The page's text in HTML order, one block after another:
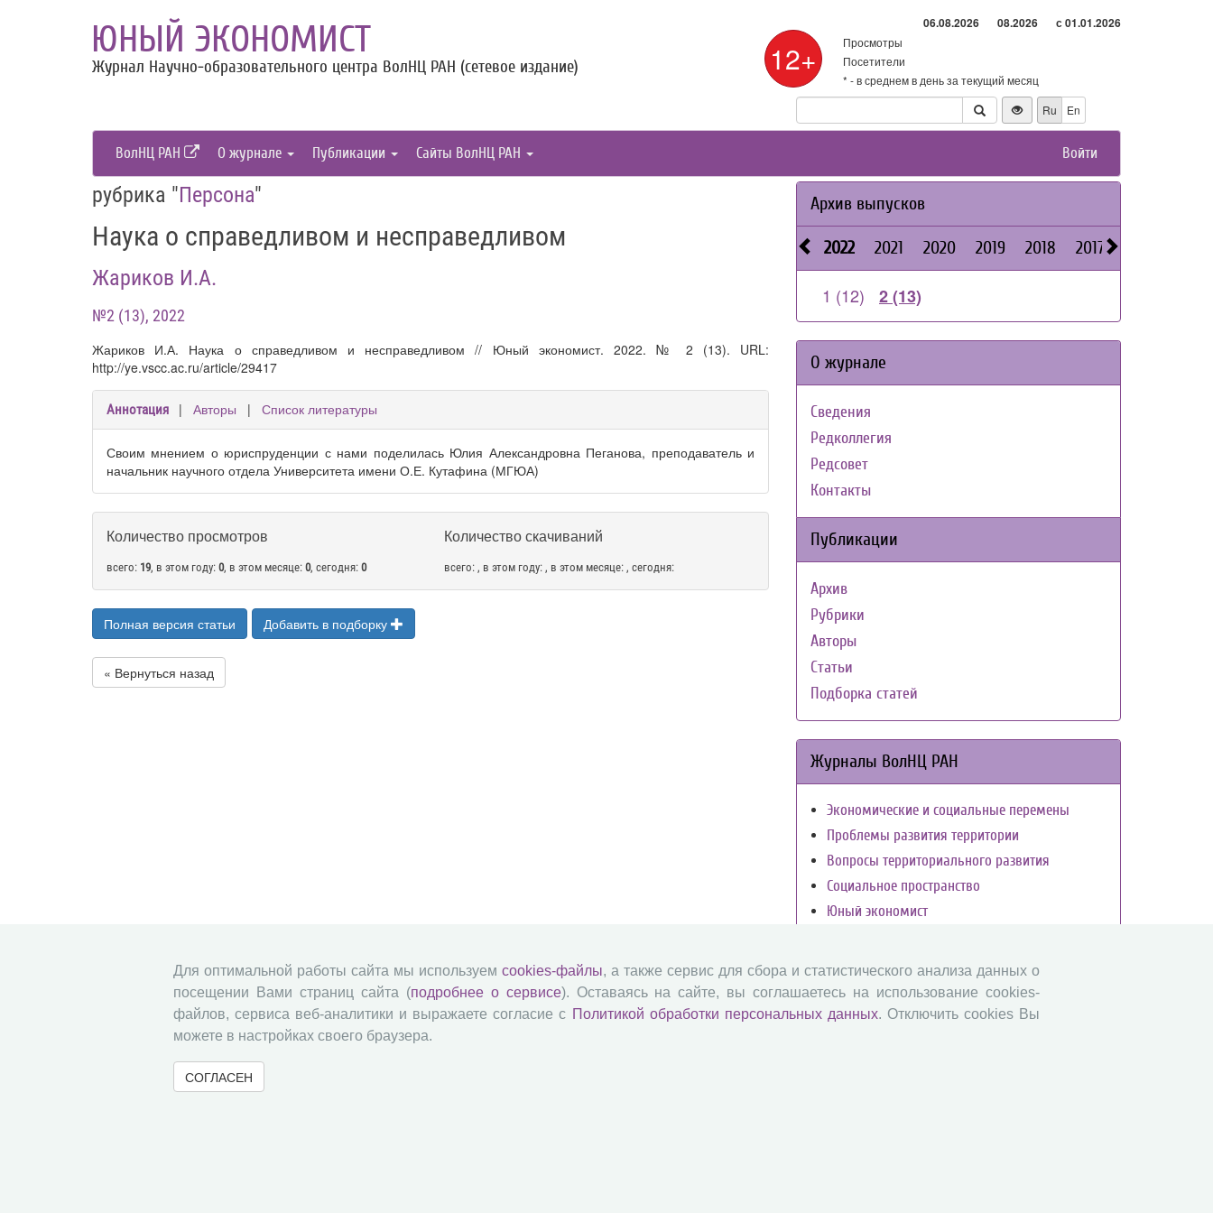
ЮНЫЙ ЭКОНОМИСТ
Журнал Научно-образовательного центра ВолНЦ РАН (сетевое издание) 12+
06.08.2026 08.2026 с 01.01.2026
Просмотры
Посетители
* - в среднем в день за текущий месяц
Ru
En
ВолНЦ РАН О журнале Публикации Сайты ВолНЦ РАН Войти
рубрика "Персона"
Наука о справедливом и несправедливом
Жариков И.А.
№2 (13), 2022
Жариков И.А. Наука о справедливом и несправедливом // Юный экономист. 2022. № 2 (13). URL:
http://ye.vscc.ac.ru/article/29417
Аннотация | Авторы | Список литературы
Своим мнением о юриспруденции с нами поделилась Юлия Александровна Пеганова, преподаватель и
начальник научного отдела Университета имени О.Е. Кутафина (МГЮА)
Количество просмотров
всего: 19, в этом году: 0, в этом месяце: 0, сегодня: 0
Количество скачиваний
всего: , в этом году: , в этом месяце: , сегодня:
Полная версия статьи Добавить в подборку
« Вернуться назад
Архив выпусков
2022 2021 2020 2019 2018 2017
1 (12) 2 (13)
О журнале
Сведения
Редколлегия
Редсовет
Контакты
Публикации
Архив
Рубрики
Авторы
Статьи
Подборка статей
Журналы ВолНЦ РАН
Экономические и социальные перемены
Проблемы развития территории
Вопросы территориального развития
Социальное пространство
Юный экономист
Для оптимальной работы сайта мы используем cookies-файлы, а также сервис для сбора и статистического анализа данных о
посещении Вами страниц сайта (подробнее о сервисе). Оставаясь на сайте, вы соглашаетесь на использование cookies-
файлов, сервиса веб-аналитики и выражаете согласие с Политикой обработки персональных данных. Отключить cookies Вы
можете в настройках своего браузера.
СОГЛАСЕН
© 2000-2026 Вологодский научный центр Российской академии наук